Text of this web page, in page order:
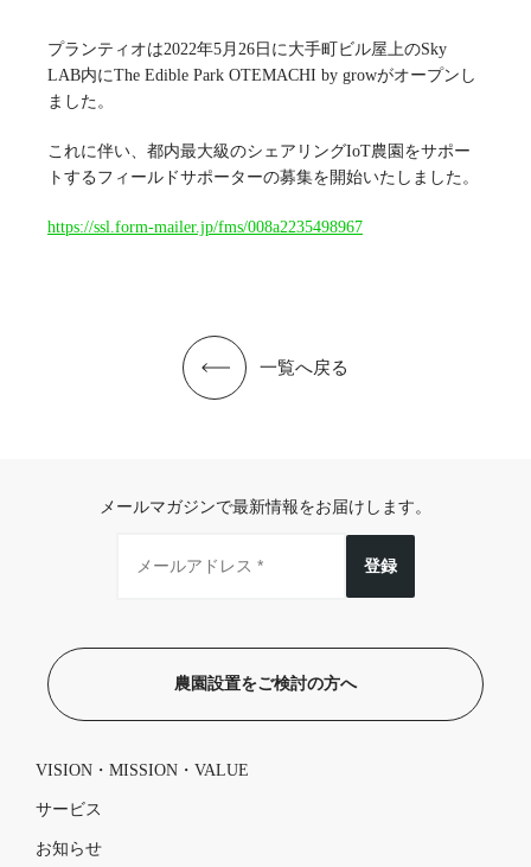
プランティオは2022年5月26日に大手町ビル屋上のSky
LAB内にThe Edible Park OTEMACHI by growがオープンし
ました。
これに伴い、都内最大級のシェアリングIoT農園をサポー
トするフィールドサポーターの募集を開始いたしました。
https://ssl.form-mailer.jp/fms/008a2235498967
一覧へ戻る
メールマガジンで最新情報をお届けします。
登録
農園設置をご検討の方へ
VISION・MISSION・VALUE
サービス
お知らせ